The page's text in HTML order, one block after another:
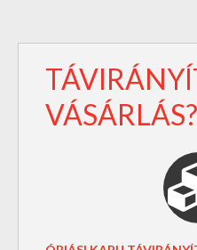
VÁSÁRLÁS?